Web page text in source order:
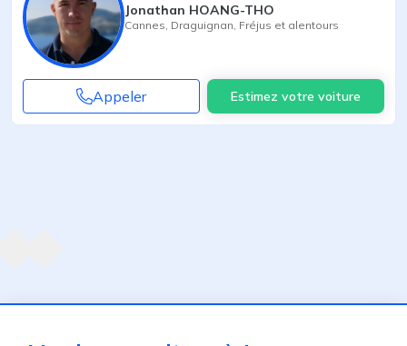
Jonathan HOANG-THO
Cannes Draguignan Fréjus et alentours
Appeler Estimez votre voiture